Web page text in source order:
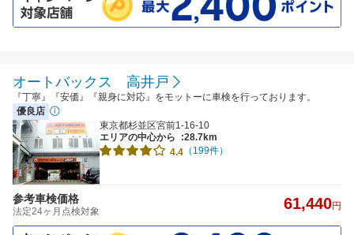
オートバックス 高井戸
『丁寧』『安価』『親身に対応』をモットーに車検を行っております。
優良店
東京都杉並区宮前1-16-10
エリアの中心から
:28.7km
4.4 （199件）
参考車検価格
法定24ヶ月点検対象 61,440円